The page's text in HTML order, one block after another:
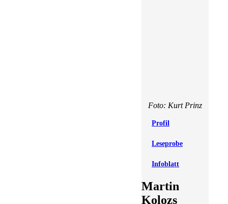
Foto: Kurt Prinz
Profil
Leseprobe
Infoblatt
Martin
Kolozs